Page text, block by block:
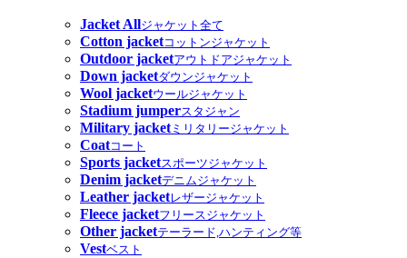
Jacket Allジャケット全て
Cotton jacketコットンジャケット
Outdoor jacketアウトドアジャケット
Down jacketダウンジャケット
Wool jacketウールジャケット
Stadium jumperスタジャン
Military jacketミリタリージャケット
Coatコート
Sports jacketスポーツジャケット
Denim jacketデニムジャケット
Leather jacketレザージャケット
Fleece jacketフリースジャケット
Other jacketテーラード,ハンティング等
Vestベスト